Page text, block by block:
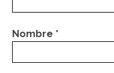
Nombre *